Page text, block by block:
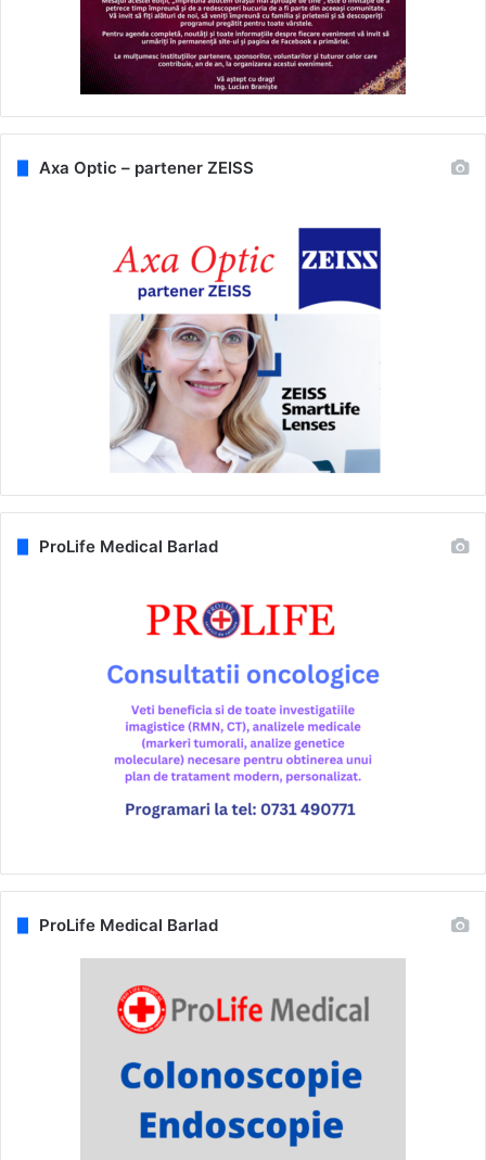
Axa Optic – partener ZEISS
ProLife Medical Barlad
ProLife Medical Barlad